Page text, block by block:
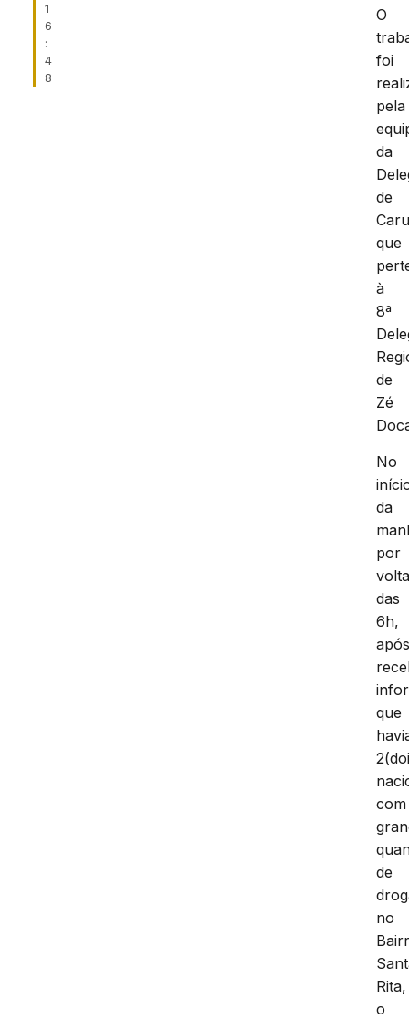
1
6
:
4
8
O
foi
pela
da
de
que
à
8ª
de
Zé
No
da
por
das
6h,
que
com
de
no
Rita,
o